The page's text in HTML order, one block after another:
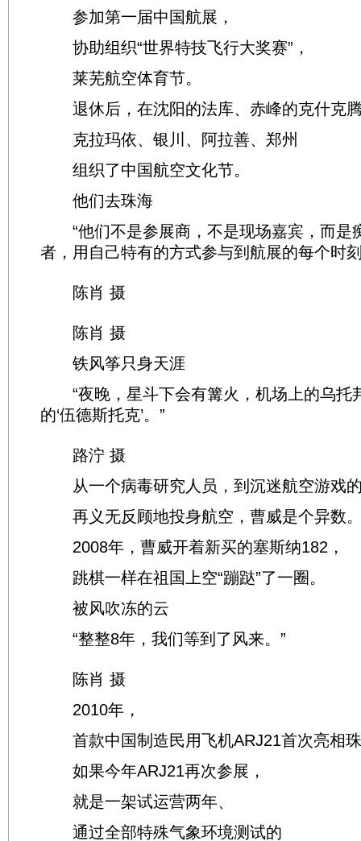
参加第一届中国航展，
协助组织“世界特技飞行大奖赛”，
莱芜航空体育节。
退休后，在沈阳的法库、赤峰的克什克
克拉玛依、银川、阿拉善、郑州
组织了中国航空文化节。
他们去珠海
“他们不是参展商，不是现场嘉宾，而是
者，用自己特有的方式参与到航展的每个时
陈肖 摄
陈肖 摄
铁风筝只身天涯
“夜晚，星斗下会有篝火，机场上的乌托
的‘伍德斯托克’。”
路泞 摄
从一个病毒研究人员，到沉迷航空游戏
再义无反顾地投身航空，曹威是个异数
2008年，曹威开着新买的塞斯纳182，
跳棋一样在祖国上空“蹦跶”了一圈。
被风吹冻的云
“整整8年，我们等到了风来。”
陈肖 摄
2010年，
首款中国制造民用飞机ARJ21首次亮相
如果今年ARJ21再次参展，
就是一架试运营两年、
通过全部特殊气象环境测试的